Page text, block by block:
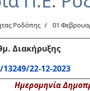
Ροδόπης 01
. Διακήρυξης
13249/22-12-2023
Ημερομηνία